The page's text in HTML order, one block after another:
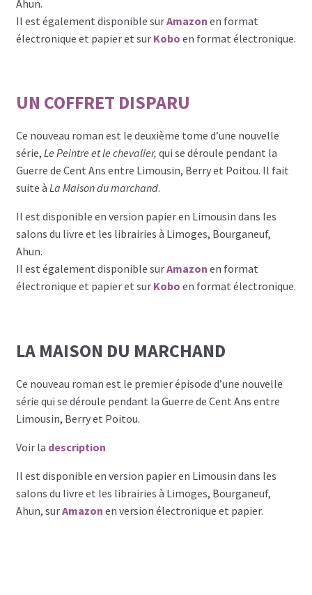
Ahun.
Il est également disponible surAmazon en format
électronique et papier et sur Kobo en format électronique.
UN COFFRET DISPARU
Ce nouveau roman est le deuxième tome d’une nouvelle
série, Le Peintre et le chevalier, qui se déroule pendant la
Guerre de Cent Ans entre Limousin, Berry et Poitou. Il fait
suite à La Maison du marchand.
Il est disponible en version papier en Limousin dans les
salons du livre et les librairies à Limoges, Bourganeuf,
Ahun.
Il est également disponible surAmazon en format
électronique et papier et sur Kobo en format électronique.
LA MAISON DU MARCHAND
Ce nouveau roman est le premier épisode d’une nouvelle
série qui se déroule pendant la Guerre de Cent Ans entre
Limousin, Berry et Poitou.
Voir la description
Il est disponible en version papier en Limousin dans les
salons du livre et les librairies à Limoges, Bourganeuf,
Ahun, surAmazon en version électronique et papier.